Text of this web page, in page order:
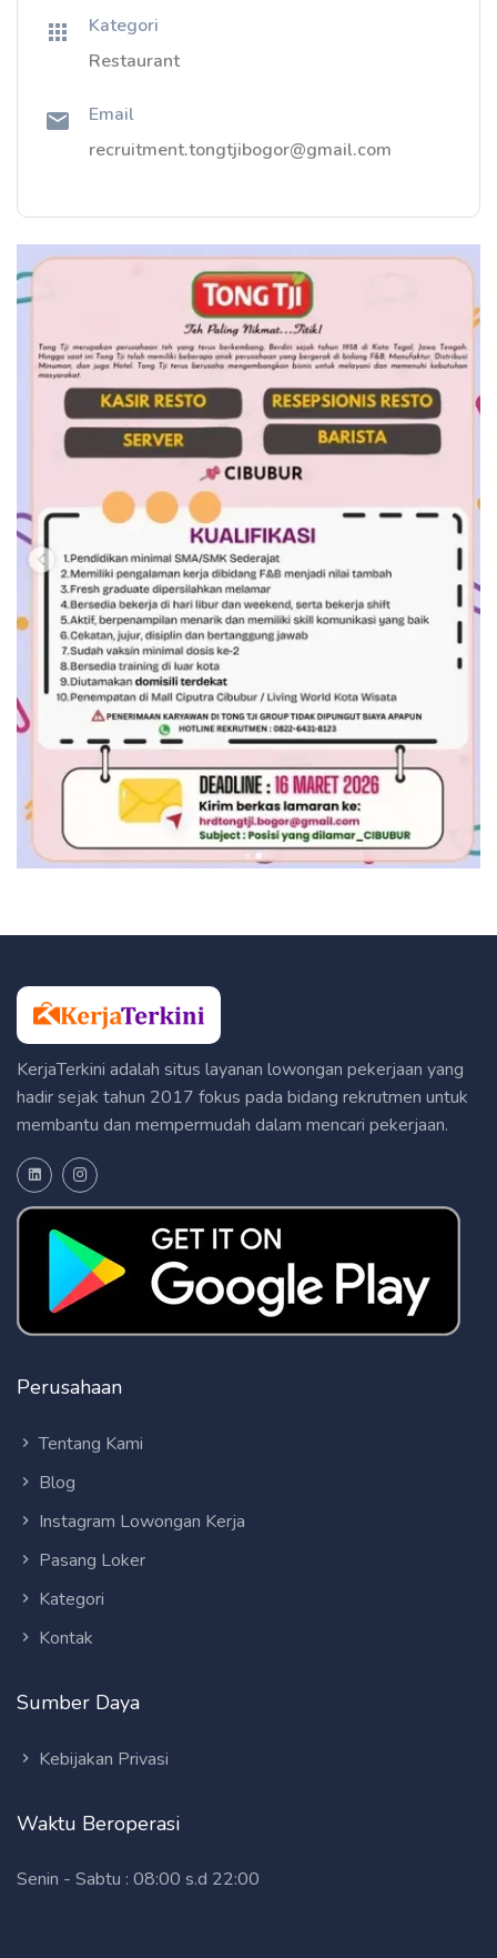
Kategori
Restaurant
Email
recruitment.tongtjibogor@gmail.com
KerjaTerkini adalah situs layanan lowongan pekerjaan yang
hadir sejak tahun 2017 fokus pada bidang rekrutmen untuk
membantu dan mempermudah dalam mencari pekerjaan.
Perusahaan
Tentang Kami
Blog
Instagram Lowongan Kerja
Pasang Loker
Kategori
Kontak
Sumber Daya
Kebijakan Privasi
Waktu Beroperasi
Senin - Sabtu : 08:00 s.d 22:00